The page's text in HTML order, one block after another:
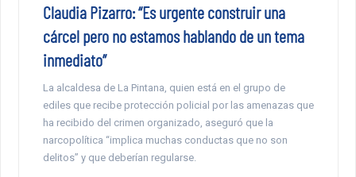
Claudia Pizarro: “Es urgente construir una
cárcel pero no estamos hablando de un tema
inmediato”
La alcaldesa de La Pintana, quien está en el grupo de
ediles que recibe protección policial por las amenazas que
ha recibido del crimen organizado, aseguró que la
narcopolítica “implica muchas conductas que no son
delitos” y que deberían regularse.